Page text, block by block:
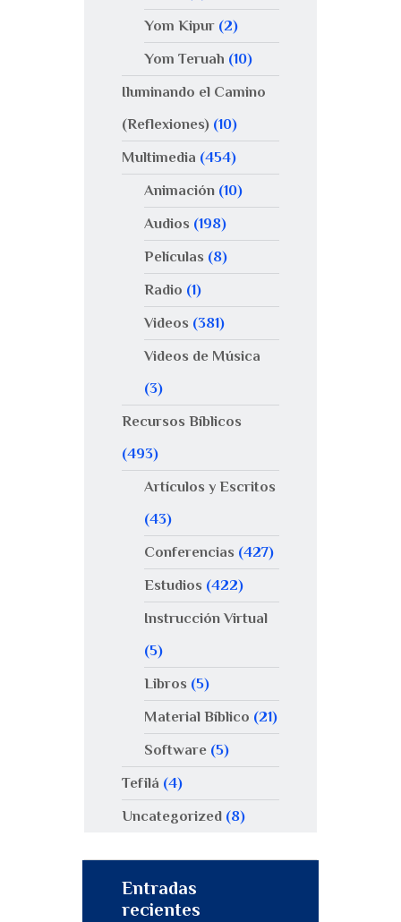
Yom Kipur(2)
Yom Teruah (10)
Iluminando el Camino
(Reflexiones) (10)
Multimedia (454)
Animación(10)
Audios (198)
Películas (8)
Radio (1)
Videos (381)
Videos de Música
(3)
Recursos Bíblicos
(493)
Artículos y Escritos
(43)
Conferencias (427)
Estudios (422)
Instrucción Virtual
(5)
Libros (5)
Material Bíblico (21)
Software(5)
Tefilá (4)
Uncategorized (8)
Entradas
recientes